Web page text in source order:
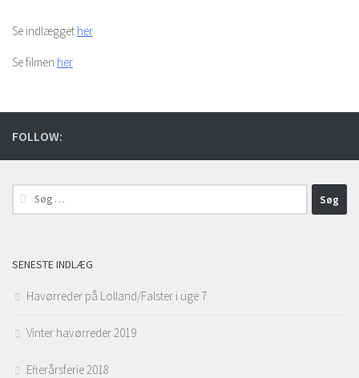
Se indlægget her
Se filmen her
FOLLOW:
Søg
efter:
SENESTE INDLÆG
Havørreder på Lolland/Falster i uge 7
Vinter havørreder 2019
Efterårsferie 2018